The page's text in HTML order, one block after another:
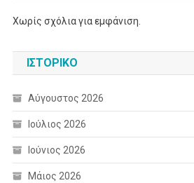
Χωρίς σχόλια για εμφάνιση.
ΙΣΤΟΡΙΚΌ
Αύγουστος 2026
Ιούλιος 2026
Ιούνιος 2026
Μάιος 2026